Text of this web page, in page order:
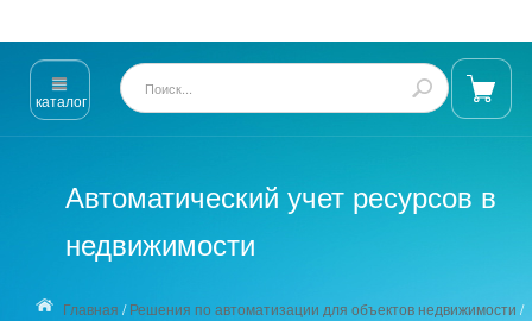
каталог
Автоматический учет ресурсов в
недвижимости
Главная /Решения по автоматизации для объектов недвижимости /